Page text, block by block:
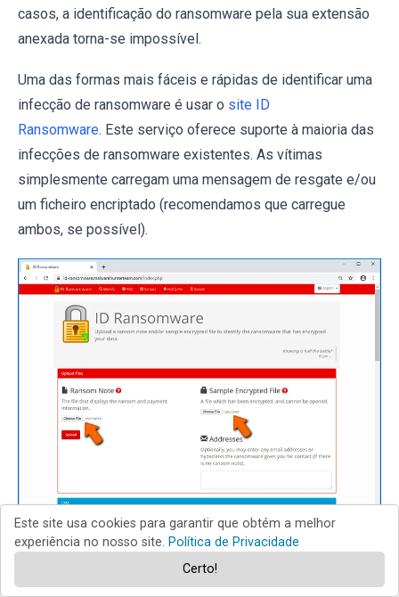
casos, a identificação do ransomware pela sua extensão
anexada torna-se impossível.
Uma das formas mais fáceis e rápidas de identificar uma
infecção de ransomware é usar o site ID
Ransomware. Este serviço oferece suporte à maioria das
infecções de ransomware existentes. As vítimas
simplesmente carregam uma mensagem de resgate e/ou
um ficheiro encriptado (recomendamos que carregue
ambos, se possível).
O ransomware será identificado em segundos e receberá
vários detalhes, como o nome da família de malware à
Este site usa cookies para garantir que obtém a melhor
experiência no nosso site. Política de Privacidade
Certo!